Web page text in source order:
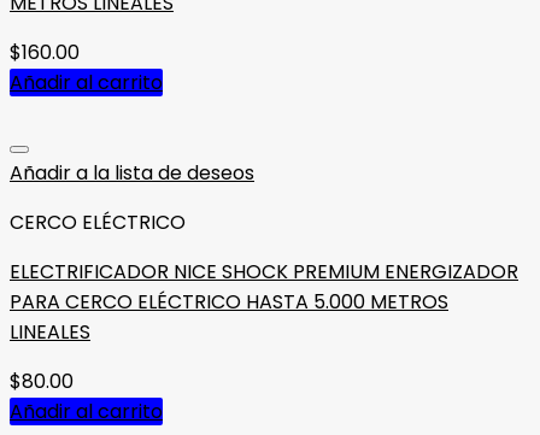
$160.00
Añadir al carrito
Añadir a la lista de deseos
CERCO ELÉCTRICO
ELECTRIFICADOR NICE SHOCK PREMIUM ENERGIZADOR
PARA CERCO ELÉCTRICO HASTA 5.000 METROS
LINEALES
$80.00
Añadir al carrito